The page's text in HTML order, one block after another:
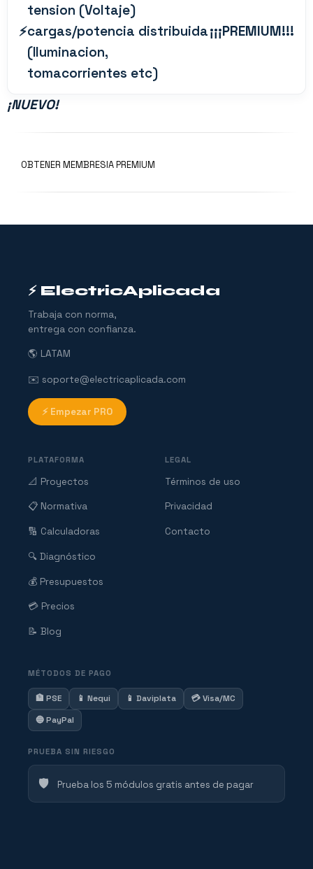
tension (Voltaje)
cargas/potencia distribuida
(Iluminacion,
tomacorrientes etc)
¡¡¡PREMIUM!!!
¡NUEVO!
OBTENER MEMBRESIA PREMIUM
⚡ ElectricAplicada
Trabaja con norma,
entrega con confianza.
🌎 LATAM
✉️ soporte@electricaplicada.com
⚡ Empezar PRO
PLATAFORMA
📐 Proyectos
📋 Normativa
🔢 Calculadoras
🔍 Diagnóstico
💰 Presupuestos
💳 Precios
📝 Blog
LEGAL
Términos de uso
Privacidad
Contacto
MÉTODOS DE PAGO
🏦 PSE 📱 Nequi 📱 Daviplata
💳 Visa/MC
🔵 PayPal
PRUEBA SIN RIESGO
🛡️ Prueba los 5 módulos gratis antes de pagar